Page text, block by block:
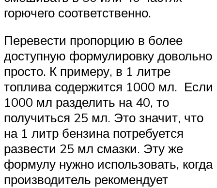
горючего соответственно.
Перевести пропорцию в более
доступную формулировку довольно
просто. К примеру, в 1 литре
топлива содержится 1000 мл. Если
1000 мл разделить на 40, то
получиться 25 мл. Это значит, что
на 1 литр бензина потребуется
развести 25 мл смазки. Эту же
формулу нужно использовать, когда
производитель рекомендует